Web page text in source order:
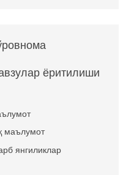
ёритилиши
маълумот
янгиликлар